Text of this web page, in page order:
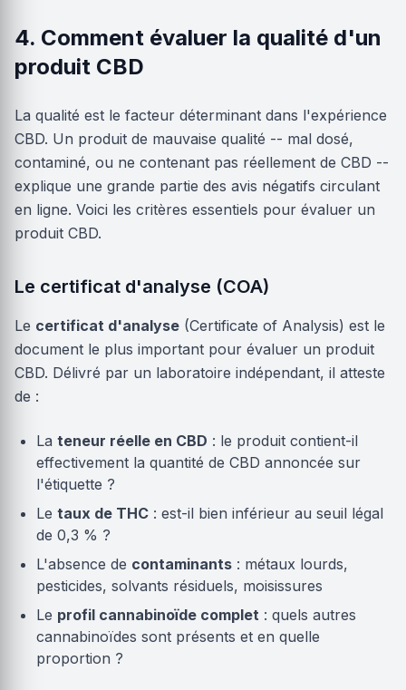
4. Comment évaluer la qualité d'un
produit CBD
La qualité est le facteur déterminant dans l'expérience
CBD. Un produit de mauvaise qualité -- mal dosé,
contaminé, ou ne contenant pas réellement de CBD --
explique une grande partie des avis négatifs circulant
en ligne. Voici les critères essentiels pour évaluer un
produit CBD.
Le certificat d'analyse (COA)
Le certificat d'analyse (Certificate of Analysis) est le
document le plus important pour évaluer un produit
CBD. Délivré par un laboratoire indépendant, il atteste
de :
La teneur réelle en CBD : le produit contient-il
effectivement la quantité de CBD annoncée sur
l'étiquette ?
Le taux de THC : est-il bien inférieur au seuil légal
de 0,3 % ?
L'absence de contaminants : métaux lourds,
pesticides, solvants résiduels, moisissures
Le profil cannabinoïde complet : quels autres
cannabinoïdes sont présents et en quelle
proportion ?